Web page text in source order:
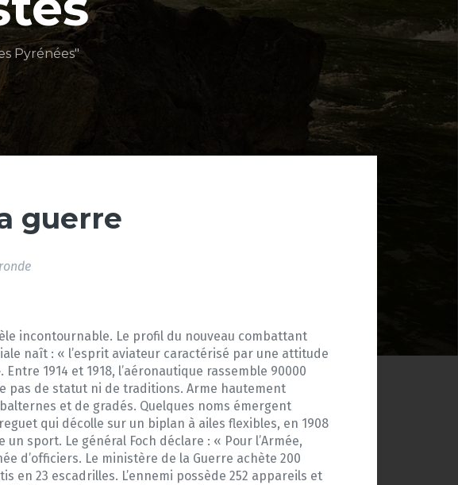
Pyrénées"
guerre
incontournable. Le profil du nouveau combattant
naît : « l’esprit aviateur caractérisé par une attitude
1914 et 1918, l’aéronautique rassemble 90000
pas de statut ni de traditions. Arme hautement
et de gradés. Quelques noms émergent
qui décolle sur un biplan à ailes flexibles, en 1908
sport. Le général Foch déclare : « Pour l’Armée,
d’officiers. Le ministère de la Guerre achète 200
en 23 escadrilles. L’ennemi possède 252 appareils et